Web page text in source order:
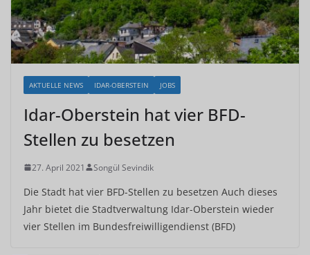
AKTUELLE NEWS IDAR-OBERSTEIN JOBS
Idar-Oberstein hat vier BFD-
Stellen zu besetzen
27. April 2021 Songül Sevindik
Die Stadt hat vier BFD-Stellen zu besetzen Auch dieses
Jahr bietet die Stadtverwaltung Idar-Oberstein wieder
vier Stellen im Bundesfreiwilligendienst (BFD)